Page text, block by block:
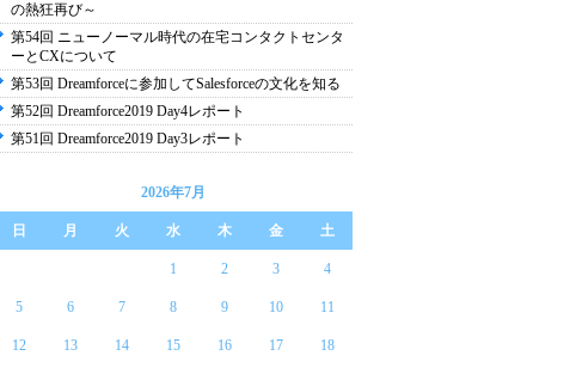
の熱狂再び～
第54回 ニューノーマル時代の在宅コンタクトセンタ
ーとCXについて
第53回 Dreamforceに参加してSalesforceの文化を知る
第52回 Dreamforce2019 Day4レポート
第51回 Dreamforce2019 Day3レポート
2026年7月
日 月 火 水 木 金 土
1 2 3 4
5 6 7 8 9 10 11
12 13 14 15 16 17 18